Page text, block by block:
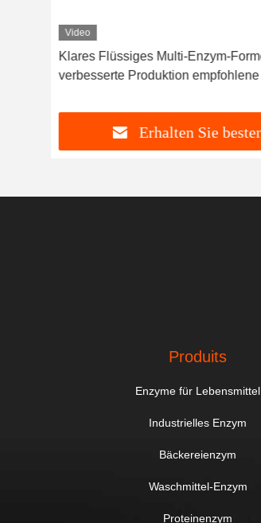
Video
Klares Flüssiges Multi-Enzym-
verbesserte Produktion
Erhalten Sie
Produits
Enzyme für Lebensmittel
Industrielles Enzym
Bäckereienzym
Waschmittel-Enzym
Proteinenzym